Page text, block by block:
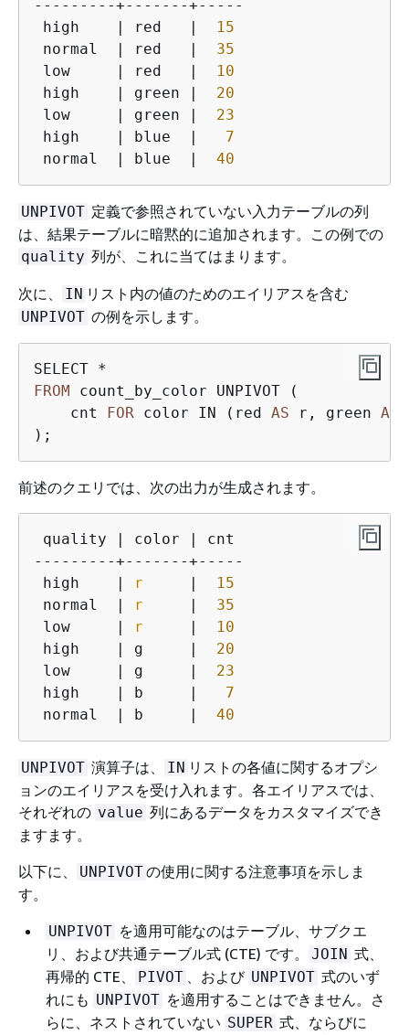
---------+-------+-----
high    | red   |
15
normal  | red   | 35
low     | red   |
10
high    | green | 20
low     | green | 23
high    | blue  | 7
normal  | blue  | 40
UNPIVOT 定義で参照されていない入力テーブルの列
は、結果テーブルに暗黙的に追加されます。この例での
quality 列が、これに当てはまります。
次に、 IN リスト内の値のためのエイリアスを含む
UNPIVOT の例を示します。
FROM count_by_color UNPIVOT (
    cnt
FOR color IN (red AS r, green AS
);
前述のクエリでは、次の出力が生成されます。
quality | color | cnt
---------+-------+-----
high    |
r
     |
15
normal  |
r
     |
35
low     |
r
     |
10
high    | g     | 20
low     | g     | 23
high    | b     | 7
normal  | b     | 40
UNPIVOT 演算子は、 IN リストの各値に関するオプシ
ョンのエイリアスを受け入れます。各エイリアスでは、
それぞれの value 列にあるデータをカスタマイズでき
ますます。
以下に、
UNPIVOTの使用に関する注意事項を示しま
す。
UNPIVOT を適用可能なのはテーブル、サブクエ
リ、および共通テーブル式 (CTE) です。
JOIN 式、
再帰的 CTE、
PIVOT 、および UNPIVOT 式のいず
れにも UNPIVOT を適用することはできません。さ
らに、ネストされていない SUPER 式、ならびに